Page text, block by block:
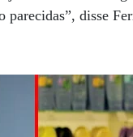
parecidas”, disse